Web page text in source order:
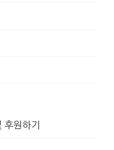
후원하기